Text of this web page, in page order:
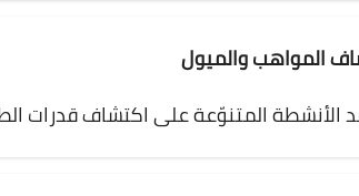
المواهب والميول
الأنشطة المتنوّعة على اكتشاف قدرات